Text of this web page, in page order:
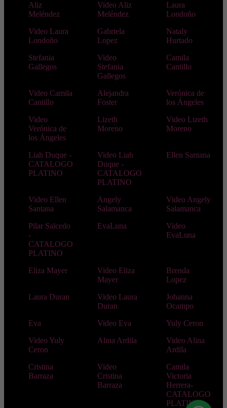
Aliz
Meléndez
Video Aliz
Meléndez
Laura
Londoño
Video Laura
Londoño
Gabriela
Lopez
Nataly
Hurtado
Stefania
Gallegos
Video
Stefania
Gallegos
Camila
Cantillo
Video Camila
Cantillo
Alejandra
Foster
Verónica de
los Ángeles
Video
Verónica de
los Ángeles
Lizeth
Moreno
Video Lizeth
Moreno
Liah Duque -
CATALOGO
PLATINO
Video Liah
Duque -
CATALOGO
PLATINO
Ellen Santana
Video Ellen
Santana
Angely
Salamanca
Video Angely
Salamanca
Pilar Salcedo
-
CATALOGO
PLATINO
EvaLuna
Video
EvaLuna
Eliza Mayer
Video Eliza
Mayer
Brenda
Lopez
Laura Duran
Video Laura
Duran
Johanna
Ocampo
Eva
Video Eva
Yuly Ceron
Video Yuly
Ceron
Alina Ardila
Video Alina
Ardila
Cristina
Barraza
Video
Cristina
Barraza
Camila
Victoria
Herrera-
CATALOGO
PLATINO